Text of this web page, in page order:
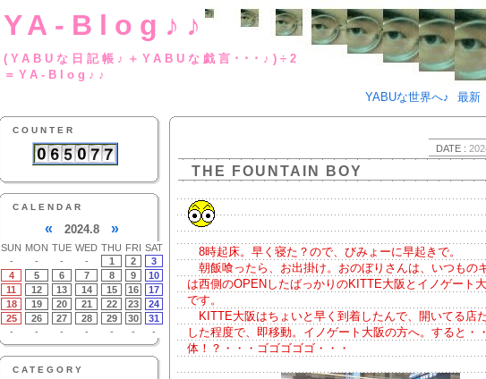
YA-Blog♪♪
(YABUな日記帳♪＋YABUな戯言･･
＝YA-Blog♪♪
YABUな世界へ♪
最新
COUNTER
CALENDAR
« 2024.8 »
SUN MON TUE WED THU FRI SAT
-
- - - 1 2
3
4
5 6 7 8 9
10
11
12 13 14 15 16
17
18
19 20 21 22 23
24
25
26 27 28 29 30
31
-
- - - - - -
CATEGORY
DATE :
THE FOUNTAIN BOY
8時起床。早く寝た？ので、びみょーに早起きで。
朝飯喰ったら、お出掛け。おのぼりさんは、いつもの
は西側のOPENしたばっかりのKITTE大阪とイノゲート
です。
KITTE大阪はちょいと早く到着したんで、開いてる店
した程度で、即移動。イノゲート大阪の方へ。すると・
体！？・・・ゴゴゴゴゴ・・・